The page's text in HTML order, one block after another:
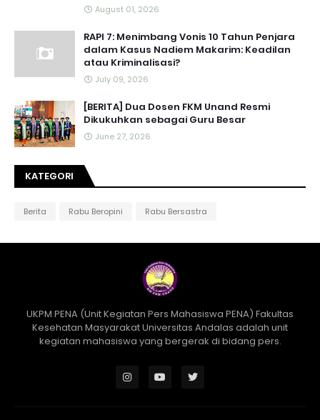
August 01, 2026
RAPI 7: Menimbang Vonis 10 Tahun Penjara
dalam Kasus Nadiem Makarim: Keadilan
atau Kriminalisasi?
July 09, 2026
[BERITA] Dua Dosen FKM Unand Resmi
Dikukuhkan sebagai Guru Besar
June 27, 2026
KATEGORI
Berita Rabu Beropini Rabu Bersastra
UKPM PENA (Unit Kegiatan Pers Mahasiswa PENA) Fakultas
Kesehatan Masyarakat Universitas Andalas adalah unit
kegiatan mahasiswa yang bergerak di bidang pers.